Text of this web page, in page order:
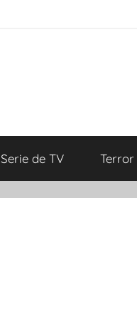
Serie de TV Terror